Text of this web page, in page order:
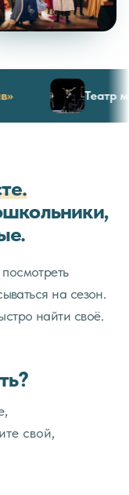
Театр
на сезон.
найти своё.
свой,